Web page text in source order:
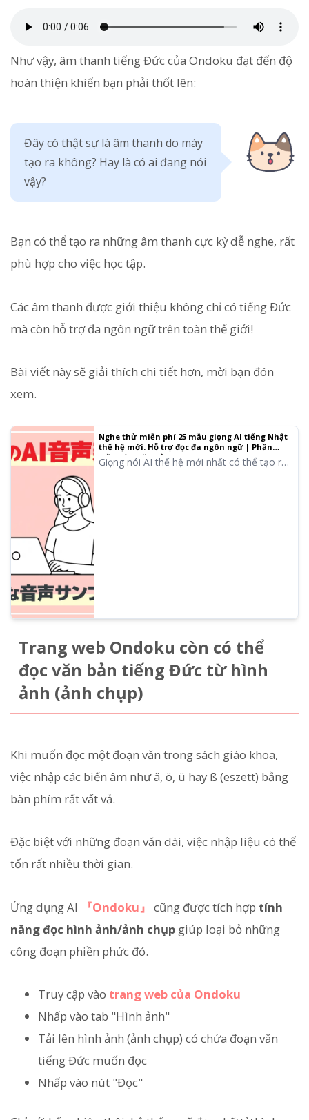
Như vậy, âm thanh tiếng Đức của Ondoku đạt đến độ
hoàn thiện khiến bạn phải thốt lên:
Đây có thật sự là âm thanh do máy
tạo ra không? Hay là có ai đang nói
vậy?
Bạn có thể tạo ra những âm thanh cực kỳ dễ nghe, rất
phù hợp cho việc học tập.
Các âm thanh được giới thiệu không chỉ có tiếng Đức
mà còn hỗ trợ đa ngôn ngữ trên toàn thế giới!
Bài viết này sẽ giải thích chi tiết hơn, mời bạn đón
xem.
Nghe thử miễn phí 25 mẫu giọng AI tiếng Nhật
thế hệ mới. Hỗ trợ đọc đa ngôn ngữ | Phần
mềm đọc văn bản Ondoku
Giọng nói AI thế hệ mới nhất có thể tạo ra
Trang web Ondoku còn có thể
đọc văn bản tiếng Đức từ hình
ảnh (ảnh chụp)
Khi muốn đọc một đoạn văn trong sách giáo khoa,
việc nhập các biến âm như ä, ö, ü hay ß (eszett) bằng
bàn phím rất vất vả.
Đặc biệt với những đoạn văn dài, việc nhập liệu có thể
tốn rất nhiều thời gian.
Ứng dụng AI 『Ondoku』 cũng được tích hợp tính
năng đọc hình ảnh/ảnh chụp giúp loại bỏ những
công đoạn phiền phức đó.
Truy cập vào trang web của Ondoku
Nhấp vào tab "Hình ảnh"
Tải lên hình ảnh (ảnh chụp) có chứa đoạn văn
tiếng Đức muốn đọc
Nhấp vào nút "Đọc"